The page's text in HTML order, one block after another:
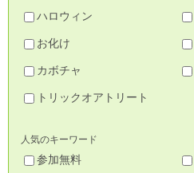
ハロウィン
お化け
カボチャ
トリックオアトリート
人気のキーワード
参加無料